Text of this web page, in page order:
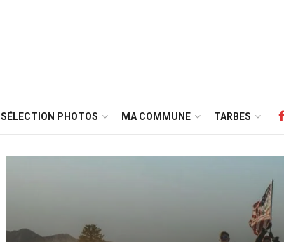
SÉLECTION PHOTOS MA COMMUNE TARBES